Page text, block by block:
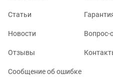
Статьи
Новости Вопрос-
Отзывы
Сообщение об ошибке